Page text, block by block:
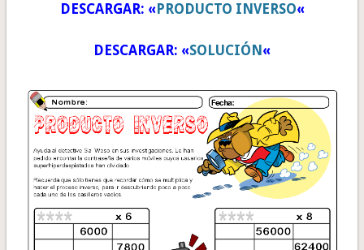
DESCARGAR: «PRODUCTO INVERSO«
DESCARGAR: «SOLUCIÓN «